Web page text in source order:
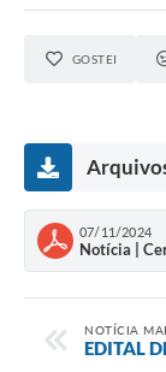
GOSTEI
07/11/2024
Notícia |
NOTÍCIA
EDITAL